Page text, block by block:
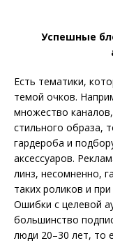
Успешные
Есть тематики,
темой очков.
множество
стильного образа,
гардероба и
аксессуаров.
линз, несомненно,
таких роликов и
Ошибки с целевой
большинство
люди 20–30 лет, то